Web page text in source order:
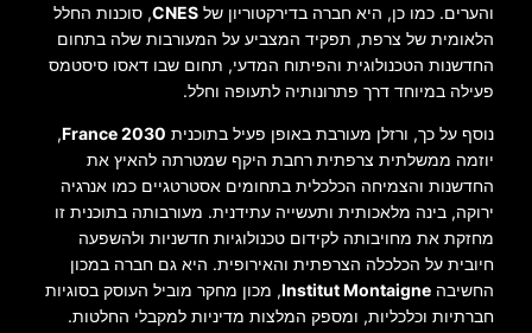
והערים. כמו כן, היא חברה בדירקטוריון של CNES, סוכנות החלל
הלאומית של צרפת, תפקיד המצביע על המעורבות שלה בתחום
החדשנות הטכנולוגית והפיתוח המדעי, תחום שבו דאסו סיסטמס
פעילה במיוחד דרך פתרונותיה לתעופה וחלל.
נוסף על כך, ורזלן מעורבת באופן פעיל בתוכנית France 2030
,
יוזמה ממשלתית צרפתית רחבת היקף שמטרתה להאיץ את
החדשנות והצמיחה הכלכלית בתחומים אסטרטגיים כמו אנרגיה
ירוקה, בינה מלאכותית ותעשייה עתידנית. מעורבותה בתוכנית זו
מחזקת את מחויבותה לקידום טכנולוגיות חדשניות ולהשפעה
חיובית על הכלכלה הצרפתית והאירופית. היא גם חברה במכון
החשיבה Institut Montaigne, מכון מחקר מוביל העוסק בסוגיות
חברתיות וכלכליות, ומספק המלצות מדיניות למקבלי החלטות.